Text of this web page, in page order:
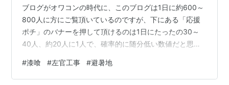
ブログがオワコンの時代に、このブログは1日に約600～
800人に方にご覧頂いているのですが、下にある「応援
ポチ」のバナーを押して頂けるのは1日にたったの30～
40人、約20人に1人で、確率的に随分低い数値だと思い
のは無理があると思うので、せめて常連さんだけでも
「応援ポチ」のクリックを1日1回して頂ければと思いま
#漆喰 #左官工事 #避暑地